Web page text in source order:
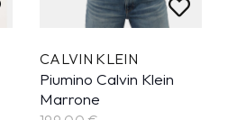
CALVIN KLEIN
Piumino Calvin Klein
Marrone